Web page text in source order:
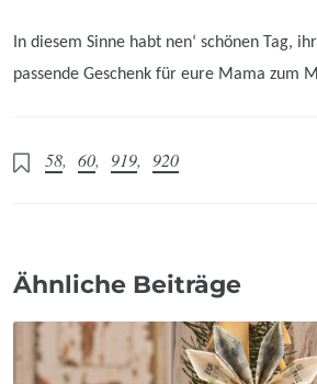
In diesem Sinne habt nen‘ schönen Tag,
passende Geschenk für eure Mama zum
58, 60, 919, 920
Ähnliche Beiträge